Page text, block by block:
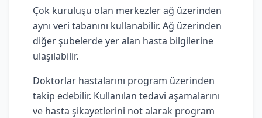
Çok kuruluşu olan merkezler ağ üzerinden
aynı veri tabanını kullanabilir. Ağ üzerinden
diğer şubelerde yer alan hasta bilgilerine
ulaşılabilir.
Doktorlar hastalarını program üzerinden
takip edebilir. Kullanılan tedavi aşamalarını
ve hasta şikayetlerini not alarak program